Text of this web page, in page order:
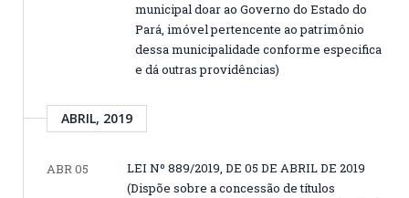
municipal doar ao Governo do Estado do
Pará, imóvel pertencente ao patrimônio
dessa municipalidade conforme especifica
e dá outras providências)
ABRIL, 2019
ABR 05
LEI Nº 889/2019, DE 05 DE ABRIL DE 2019
(Dispõe sobre a concessão de títulos